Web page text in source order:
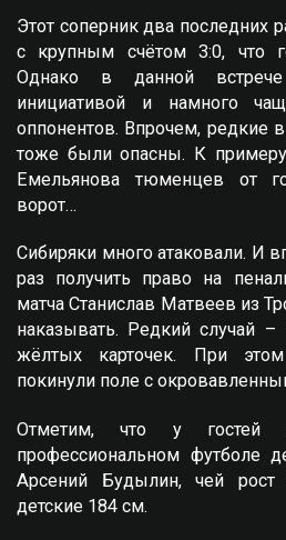
Этот соперник два последних
с крупным счётом 3:0, что
Однако в данной
инициативой и намного
оппонентов. Впрочем, редкие
тоже были опасны. К
Емельянова тюменцев от
ворот…
Сибиряки много атаковали. И
раз получить право на
матча Станислав Матвеев из
наказывать. Редкий случай –
жёлтых карточек. При
покинули поле с
Отметим, что у
профессиональном футболе
Арсений Будылин, чей рост
детские 184 см.